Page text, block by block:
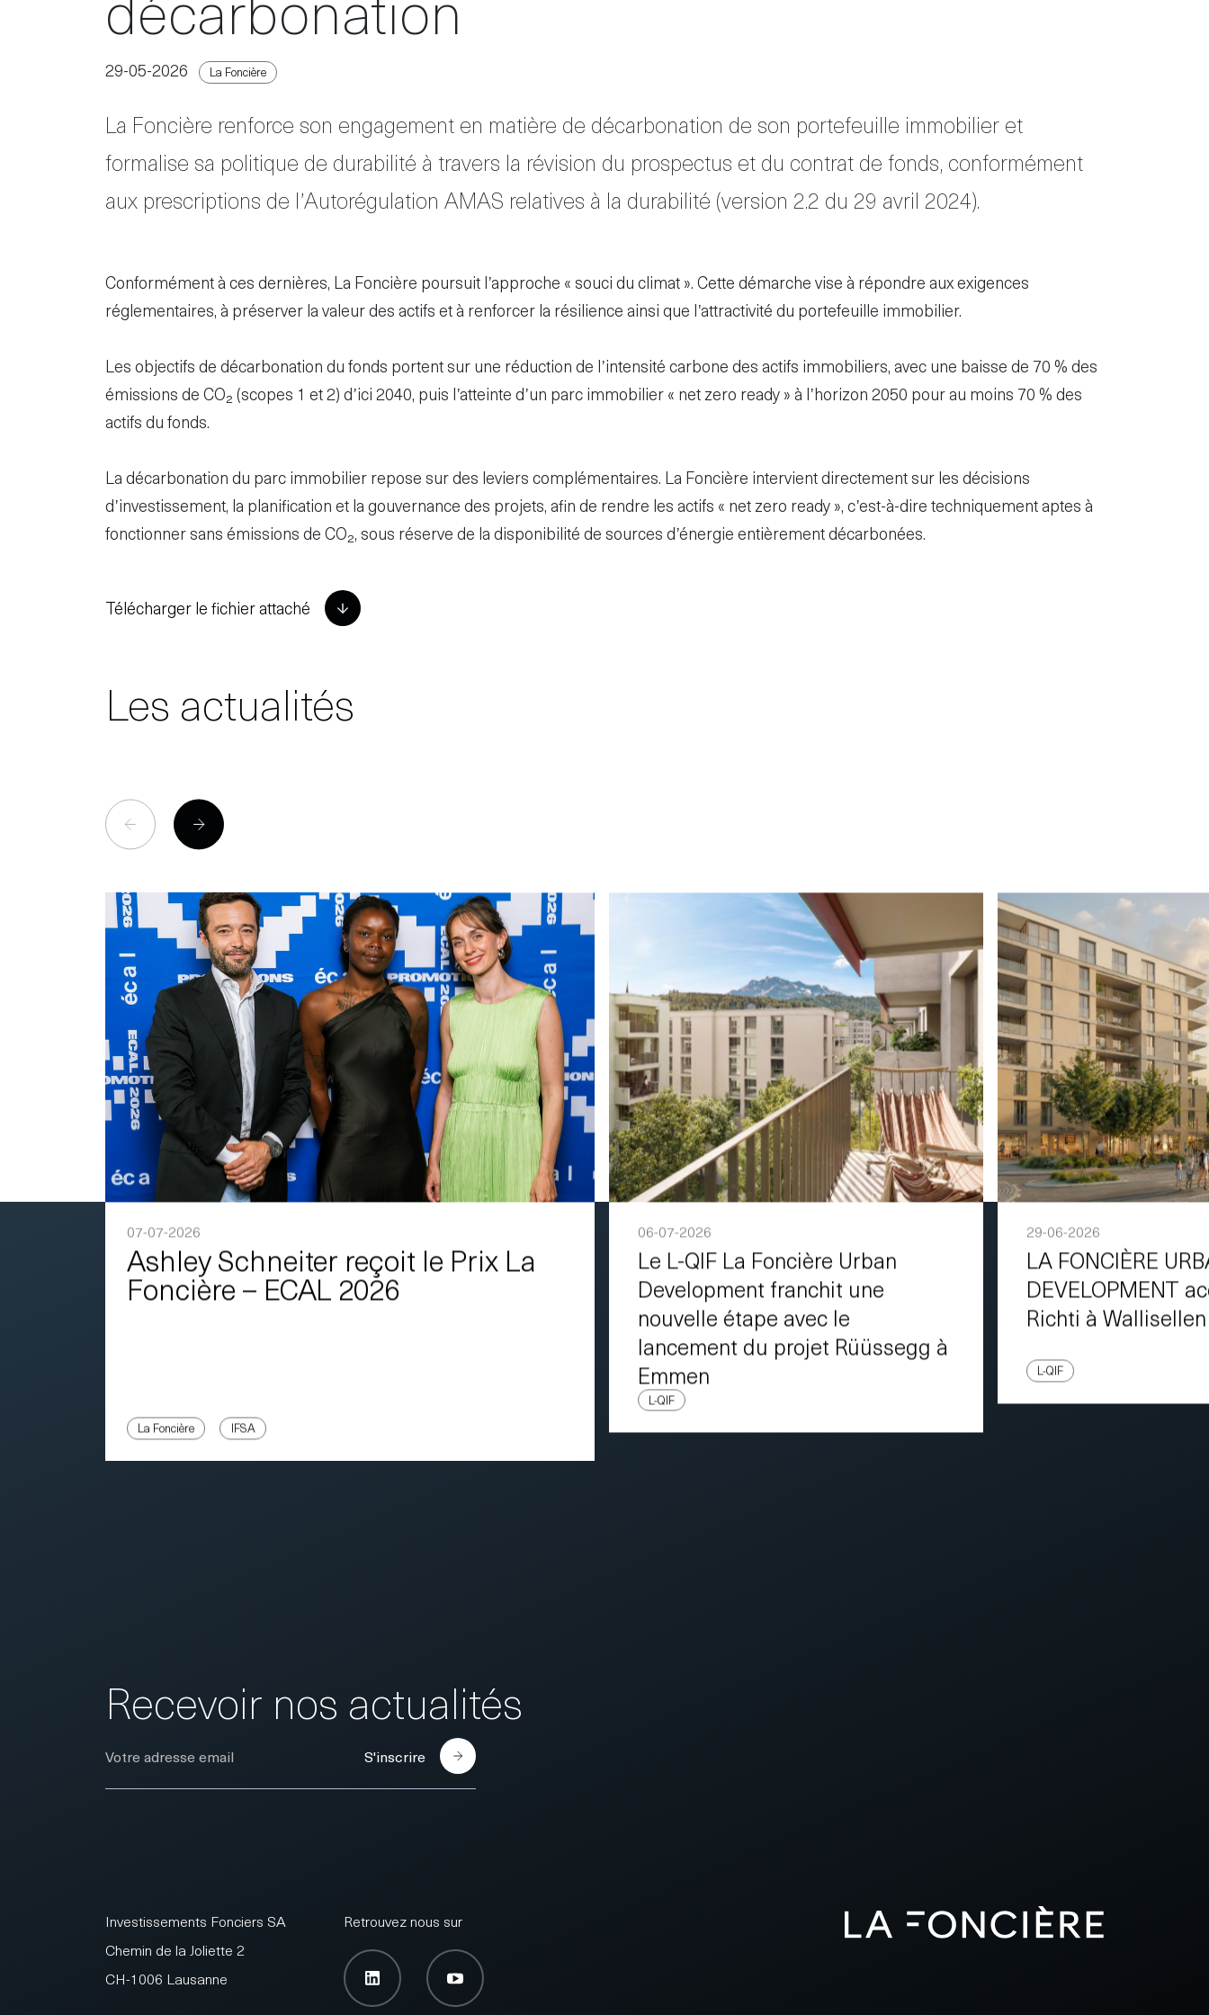
29-05-2026 La Foncière
La Foncière renforce son engagement en matière de décarbonation de son portefeuille immobilier et
formalise sa politique de durabilité à travers la révision du prospectus et du contrat de fonds, conformément
aux prescriptions de l’Autorégulation AMAS relatives à la durabilité (version 2.2 du 29 avril 2024).
Conformément à ces dernières, La Foncière poursuit l’approche « souci du climat ». Cette démarche vise à répondre aux exigences
réglementaires, à préserver la valeur des actifs et à renforcer la résilience ainsi que l’attractivité du portefeuille immobilier.
Les objectifs de décarbonation du fonds portent sur une réduction de l’intensité carbone des actifs immobiliers, avec une baisse de 70 % des
émissions de CO₂ (scopes 1 et 2) d’ici 2040, puis l’atteinte d’un parc immobilier « net zero ready » à l’horizon 2050 pour au moins 70 % des
actifs du fonds.
La décarbonation du parc immobilier repose sur des leviers complémentaires. La Foncière intervient directement sur les décisions
d’investissement, la planification et la gouvernance des projets, afin de rendre les actifs « net zero ready », c’est-à-dire techniquement aptes à
fonctionner sans émissions de CO₂, sous réserve de la disponibilité de sources d’énergie entièrement décarbonées.
Télécharger le fichier attaché
Les actualités
07-07-2026
Ashley Schneiter reçoit le Prix La
Foncière – ECAL 2026
La Foncière IFSA
06-07-2026
Le L-QIF La Foncière Urban
Development franchit une
nouvelle étape avec le
lancement du projet Rüüssegg à
Emmen
L-QIF
29-06-2026
LA FONCIÈRE
DEVELOPMENT
Richti à Wallisellen
L-QIF
Recevoir nos actualités
E-Mail S'inscrire
Investissements Fonciers SA
Chemin de la Joliette 2
CH-1006 Lausanne
Retrouvez nous sur